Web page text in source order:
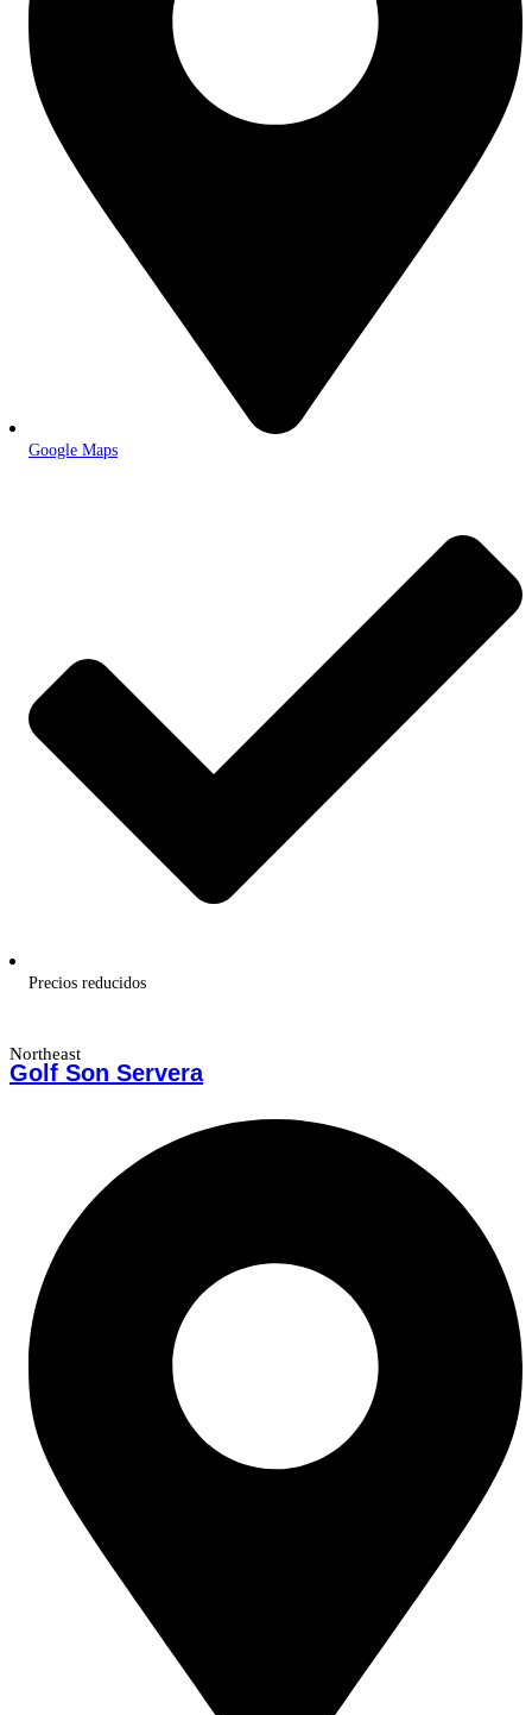
Google Maps
Precios reducidos
Northeast
Golf Son Servera